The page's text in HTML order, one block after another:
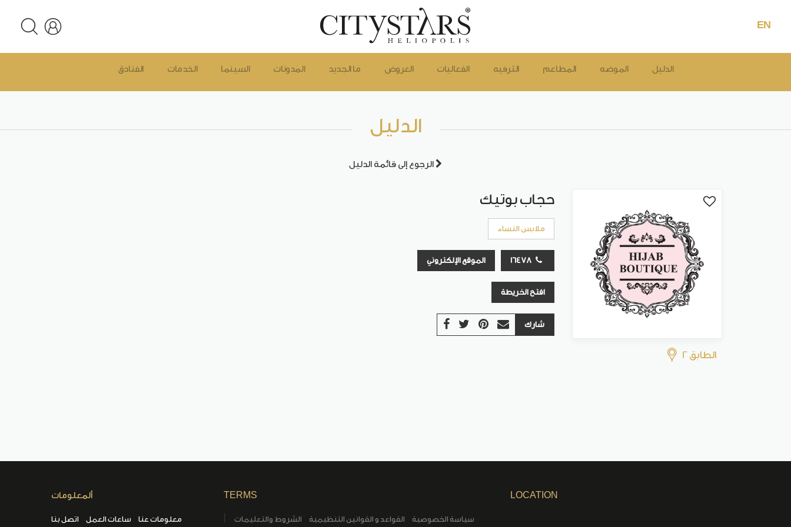
EN
الفنادق الخدمات السينما المدونات ما الجديد العروض الفعاليات الترفيه المطاعم الموضه الدليل
الدليل
الرجوع إلى قائمة الدليل
الطابق 2
حجاب بوتيك
ملابس النساء
الموقع الإلكتروني
افتح الخريطة
شارك
ألمعلومات
اتصل بنا ساعات العمل معلومات عنا
TERMS
الشروط والتعليمات القواعد و القوانين التنظيمية سياسة الخصوصية
LOCATION